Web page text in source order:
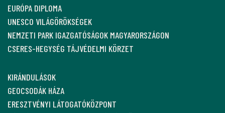
EURÓPA DIPLOMA
UNESCO VILÁGÖRÖKSÉGEK
NEMZETI PARK IGAZGATÓSÁGOK MAGYARORSZÁGON
CSERES-HEGYSÉG TÁJVÉDELMI KÖRZET
KIRÁNDULÁSOK
GEOCSODÁK HÁZA
ERESZTVÉNYI LÁTOGATÓKÖZPONT